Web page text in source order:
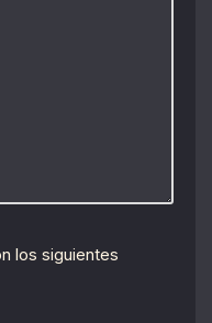
los siguientes